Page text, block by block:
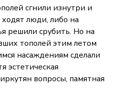
сгнили изнутри и
ходят люди, либо на
решили срубить. Но на
тополей этим летом
насаждениям сделали
эстетическая
вопросы, памятная